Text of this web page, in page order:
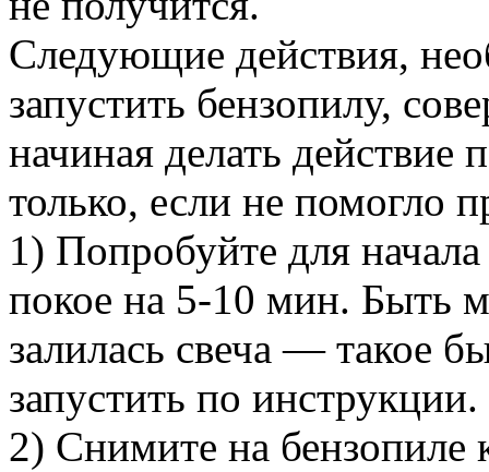
Следующие действия,
запустить бензопилу,
начиная делать
только, если не помогло
1) Попробуйте для
покое на 5-10 мин. Быть
залилась свеча — такое
запустить по инструкции.
2) Снимите на бензопиле